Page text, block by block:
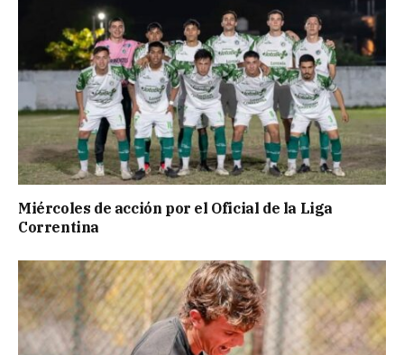
Miércoles de acción por el Oficial de la Liga
Correntina